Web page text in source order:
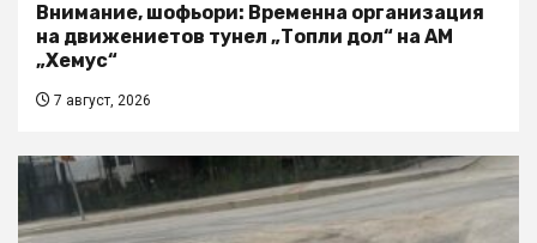
Внимание, шофьори: Временна организация
на движениетов тунел „Топли дол“ на АМ
„Хемус“
7 август, 2026